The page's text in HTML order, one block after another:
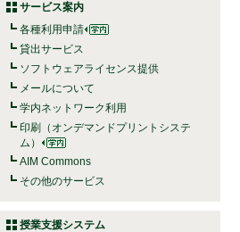
サービス案内
各種利用申請
貸出サービス
ソフトウェアライセンス提供
メールについて
学内ネットワーク利用
印刷（オンデマンドプリントシステ
ム）
AIM Commons
その他のサービス
授業支援システム